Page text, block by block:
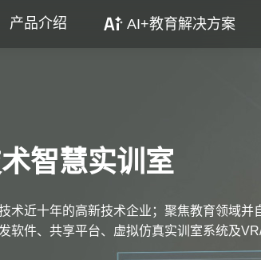
产品介绍 AI+教育解决方案
智慧实训室
术近十年的高新技术企业；聚焦教育领域并
软件、共享平台、虚拟仿真实训室系统及